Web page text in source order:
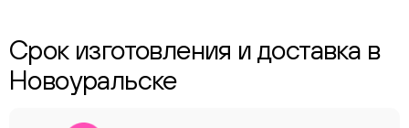
Срок изготовления и доставка в
Новоуральске